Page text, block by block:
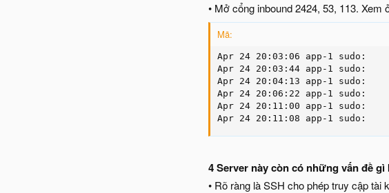
• Mở cổng inbound 2424, 53, 113. Xem
Mã:
Apr 24 20:03:06 app-1 sudo:
Apr 24 20:03:44 app-1 sudo:
Apr 24 20:04:13 app-1 sudo:
Apr 24 20:06:22 app-1 sudo:
Apr 24 20:11:00 app-1 sudo:
Apr 24 20:11:08 app-1 sudo:
4 Server này còn có những vấn đề gì
• Rõ ràng là SSH cho phép truy cập